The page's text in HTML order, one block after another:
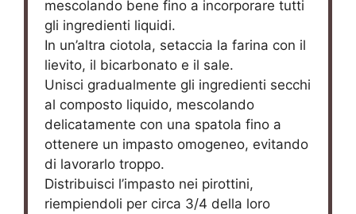
mescolando bene fino a incorporare tutti
gli ingredienti liquidi.
In un’altra ciotola, setaccia la farina con il
lievito, il bicarbonato e il sale.
Unisci gradualmente gli ingredienti secchi
al composto liquido, mescolando
delicatamente con una spatola fino a
ottenere un impasto omogeneo, evitando
di lavorarlo troppo.
Distribuisci l’impasto nei pirottini,
riempiendoli per circa 3/4 della loro